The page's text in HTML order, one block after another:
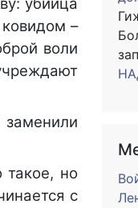
–
воли
заменили
но
с